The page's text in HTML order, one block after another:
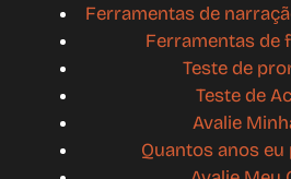
Ferramentas de
Ferramentas de
Teste de
Teste de
Avalie
Quantos anos eu